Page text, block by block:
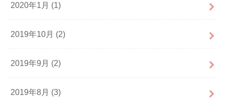
2020年1月 (1)
2019年10月 (2)
2019年9月 (2)
2019年8月 (3)